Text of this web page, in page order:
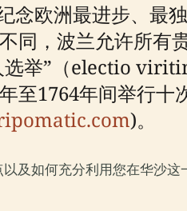
念欧洲最进步、最
同，波兰允许所
举”（electio
至1764年间举行
)。
及如何充分利用您在华沙这